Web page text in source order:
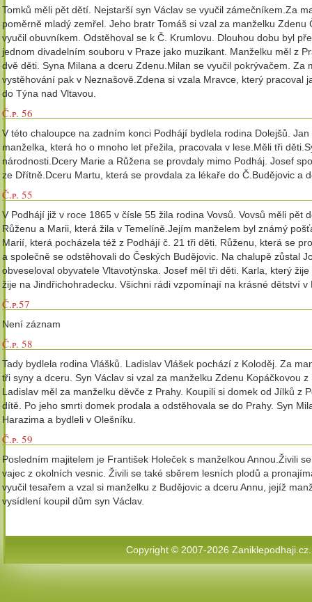
Tomků měli pět dětí. Nejstarší syn Václav se vyučil zámečníkem.Za
poměrně mladý zemřel. Jeho bratr Tomáš si vzal za manželku
vyučil obuvníkem. Odstěhoval se k Č. Krumlovu. Dlouhou dobu byl
jednom divadelním souboru v Praze jako muzikant. Manželku měl z
dvě děti. Syna Milana a dceru Zdenu.Milan se vyučil pokrývačem.
vystěhování pak v Neznašově.Zdena si vzala Mravce, který
do Týna nad Vltavou.
Č.p. 56
V této chaloupce na zadním konci Podhájí bydlela rodina Dolejšů.
manželka, která ho o mnoho let přežila, pracovala v lese.Měli tři
národnosti.Dcery Marie a Růžena se provdaly mimo Podháj. Josef
ze Dřítně.Dceru Martu, která se provdala za lékaře do Č.Budějovic a
Č.p. 55
V Podhájí již v roce 1865 v čísle 55 žila rodina Vovsů. Vovsů měli
Růženu a Marii, která žila v Temelíně.Jejím manželem byl známý
Marií, která pocházela též z Podhájí č. 21 tři děti. Růženu, která se
a společně se odstěhovali do Českých Budějovic. Na chalupě zůstal
obveseloval obyvatele Vltavotýnska. Josef měl tři děti. Karla, který
žije na Jindřichohradecku. Všichni rádi vzpomínají na krásné dětství v
Č.p.57
Není záznam
Č.p. 58
Tady bydlela rodina Vlášků. Ladislav Vlášek pochází z Koloděj. Za
tři syny a dceru. Syn Václav si vzal za manželku Zdenu Kopáčkovou
Ladislav měl za manželku děvče z Prahy. Koupili si domek od Jílků
dítě. Po jeho smrti domek prodala a odstěhovala se do Prahy. Syn
Harazima a bydleli v Olešníku.
Č.p. 59
Posledním majitelem je František Holeček s manželkou Annou.Živili
vajec z okolních vesnic. Živili se také sběrem lesních plodů a
vyučil tesařem a vzal si manželku z Budějovic a dceru Annu, jejíž
vysídlení koupil dům syn Václav.
Copyright © 2007-2026Zaniklepodhaji.cz